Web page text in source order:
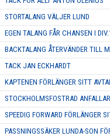
STORTALANG VÄLJER LUND
EGEN TALANG FÅR CHANSEN I
BACKTALANG ÅTERVÄNDER TILL
TACK JAN ECKHARDT
KAPTENEN FÖRLÄNGER SITT
STOCKHOLMSFOSTRAD
SPEEDIG FORWARD FÖRLÄNGER
PASSNINGSSÄKER LUNDA-SON